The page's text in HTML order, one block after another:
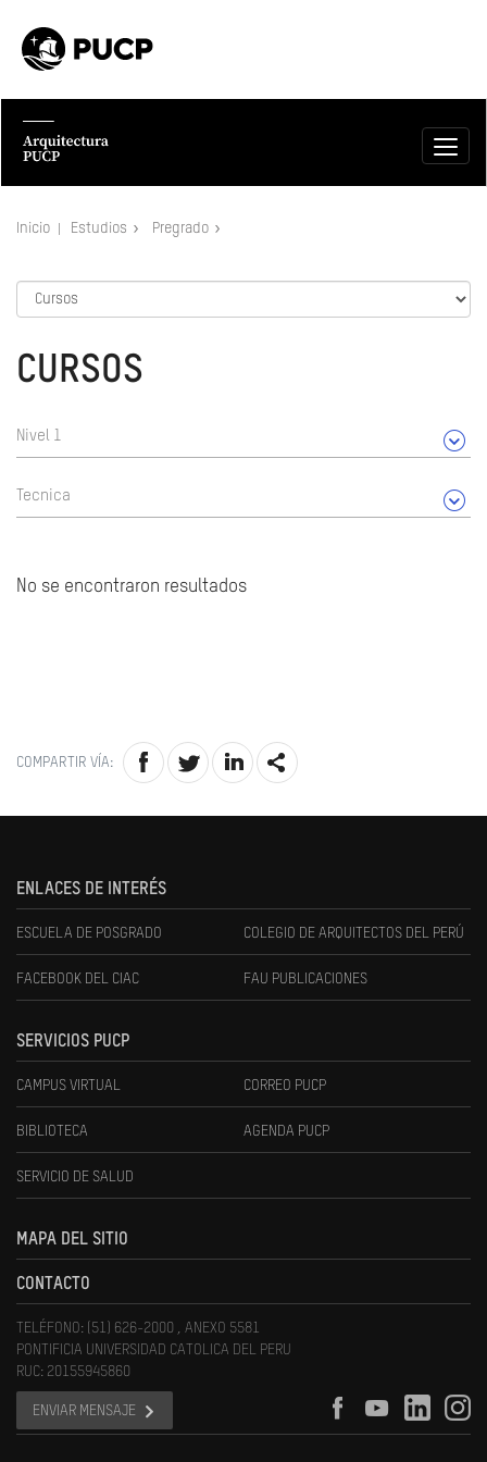
Inicio Estudios Pregrado
CURSOS
Nivel 1
Tecnica
No se encontraron resultados
COMPARTIR VÍA:
ENLACES DE INTERÉS
ESCUELA DE POSGRADO COLEGIO DE ARQUITECTOS DEL PERÚ
FACEBOOK DEL CIAC FAU PUBLICACIONES
SERVICIOS PUCP
CAMPUS VIRTUAL CORREO PUCP
BIBLIOTECA AGENDA PUCP
SERVICIO DE SALUD
MAPA DEL SITIO
CONTACTO
TELÉFONO: (51) 626-2000 , ANEXO 5581
PONTIFICIA UNIVERSIDAD CATOLICA DEL PERU
RUC: 20155945860
ENVIAR MENSAJE